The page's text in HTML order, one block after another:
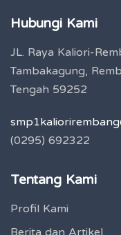
Hubungi Kami
JL. Raya Kaliori-
Tambakagung,
Tengah 59252
(0295) 692322
Tentang Kami
Profil Kami